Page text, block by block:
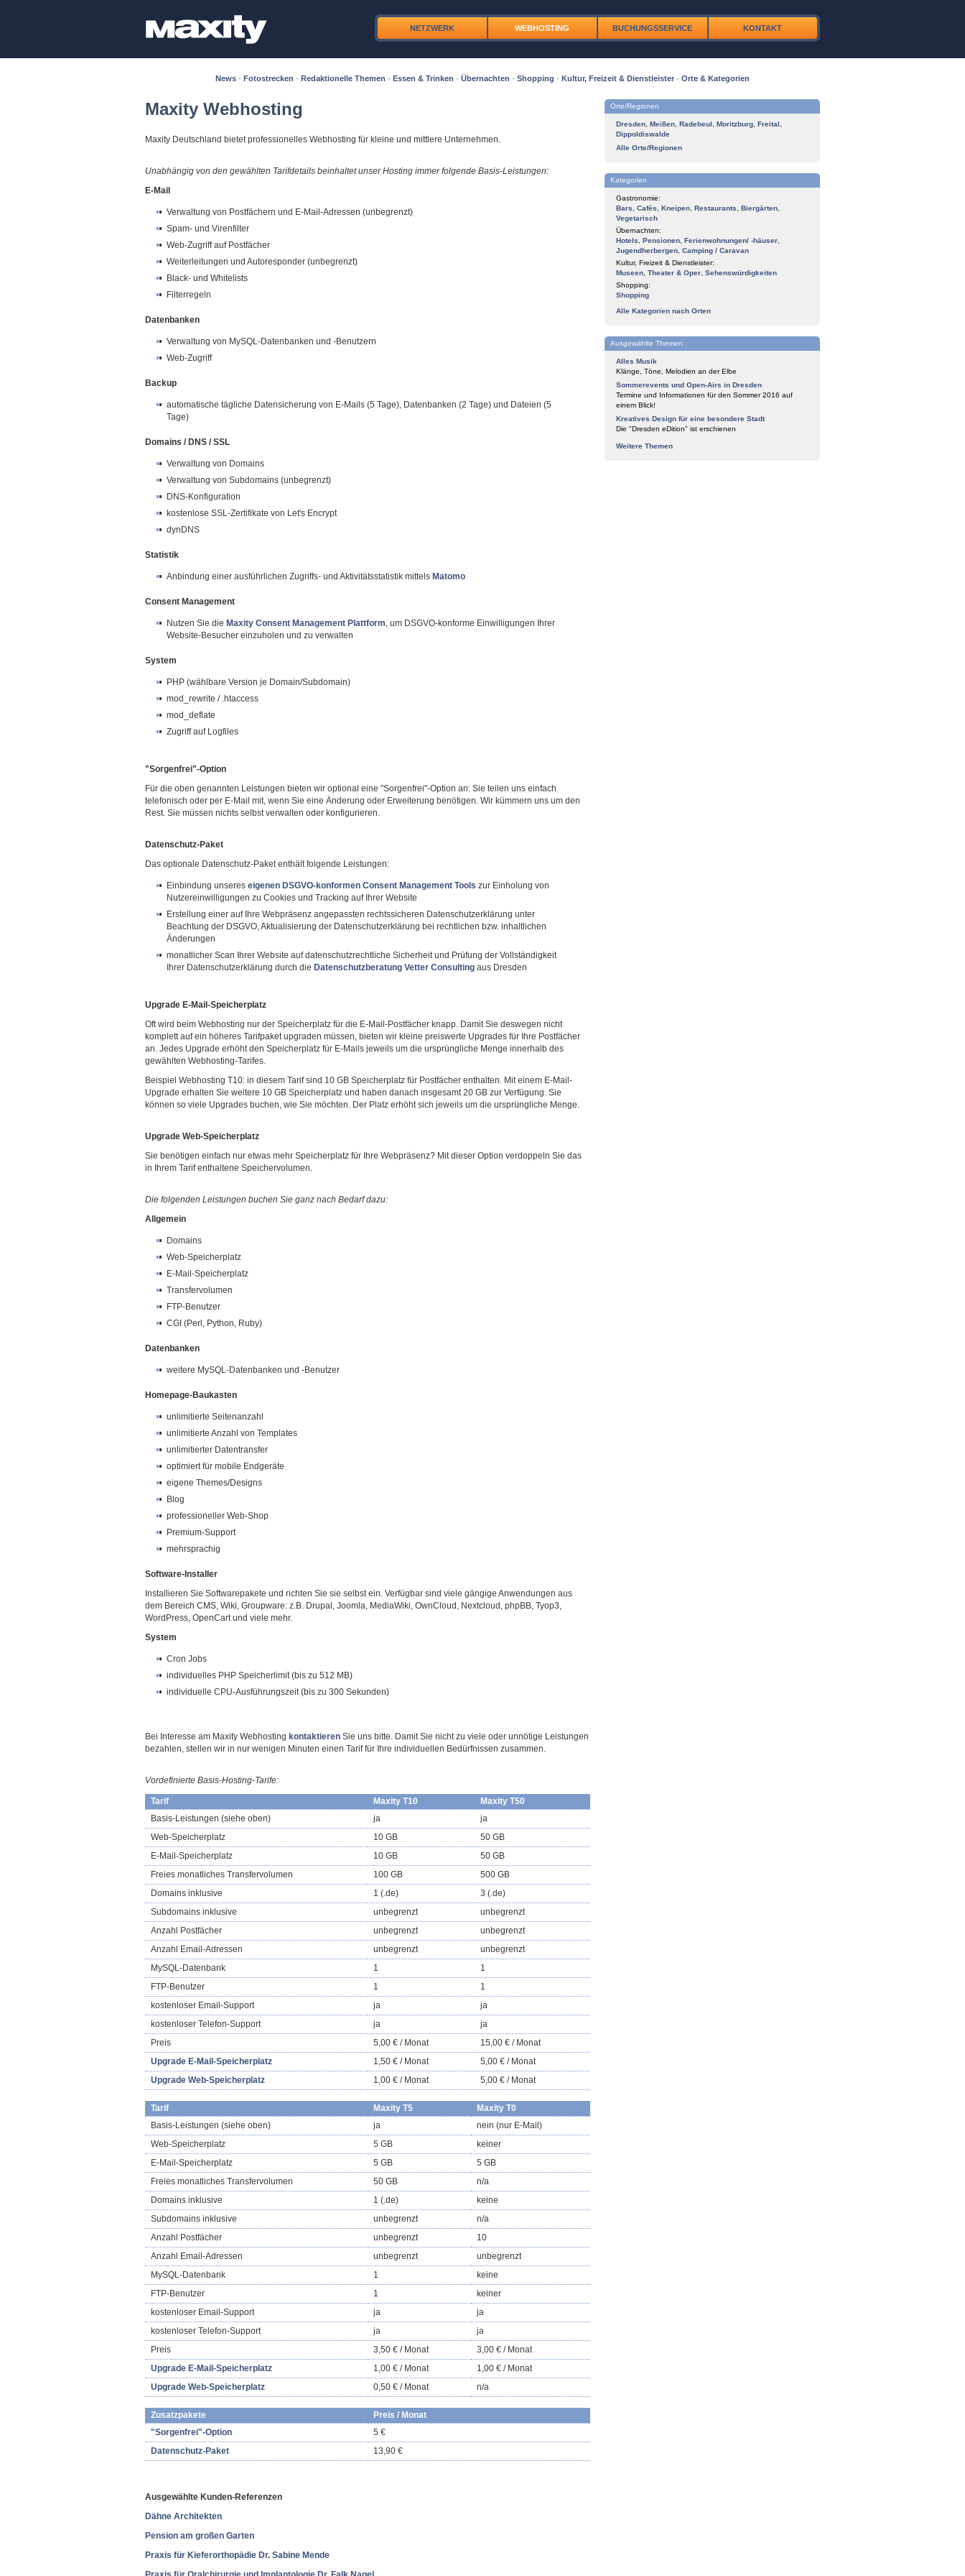
NETZWERK WEBHOSTING BUCHUNGSSERVICE KONTAKT
News · Fotostrecken · Redaktionelle Themen · Essen & Trinken · Übernachten · Shopping · Kultur, Freizeit & Dienstleister · Orte & Kategorien
Maxity Webhosting
Maxity Deutschland bietet professionelles Webhosting für kleine und mittlere Unternehmen.
Unabhängig von den gewählten Tarifdetails beinhaltet unser Hosting immer folgende Basis-Leistungen:
E-Mail
Verwaltung von Postfächern und E-Mail-Adressen (unbegrenzt)
Spam- und Virenfilter
Web-Zugriff auf Postfächer
Weiterleitungen und Autoresponder (unbegrenzt)
Black- und Whitelists
Filterregeln
Datenbanken
Verwaltung von MySQL-Datenbanken und -Benutzern
Web-Zugriff
Backup
automatische tägliche Datensicherung von E-Mails (5 Tage), Datenbanken (2 Tage) und Dateien (5
Tage)
Domains / DNS / SSL
Verwaltung von Domains
Verwaltung von Subdomains (unbegrenzt)
DNS-Konfiguration
kostenlose SSL-Zertifikate von Let's Encrypt
dynDNS
Statistik
Anbindung einer ausführlichen Zugriffs- und Aktivitätsstatistik mittels Matomo
Consent Management
Nutzen Sie die Maxity Consent Management Plattform, um DSGVO-konforme Einwilligungen Ihrer
Website-Besucher einzuholen und zu verwalten
System
PHP (wählbare Version je Domain/Subdomain)
mod_rewrite / .htaccess
mod_deflate
Zugriff auf Logfiles
"Sorgenfrei"-Option
Für die oben genannten Leistungen bieten wir optional eine "Sorgenfrei"-Option an: Sie teilen uns einfach
telefonisch oder per E-Mail mit, wenn Sie eine Änderung oder Erweiterung benötigen. Wir kümmern uns um den
Rest. Sie müssen nichts selbst verwalten oder konfigurieren.
Datenschutz-Paket
Das optionale Datenschutz-Paket enthält folgende Leistungen:
Einbindung unseres eigenen DSGVO-konformen Consent Management Tools zur Einholung von
Nutzereinwilligungen zu Cookies und Tracking auf Ihrer Website
Erstellung einer auf Ihre Webpräsenz angepassten rechtssicheren Datenschutzerklärung unter
Beachtung der DSGVO, Aktualisierung der Datenschutzerklärung bei rechtlichen bzw. inhaltlichen
Änderungen
monatlicher Scan Ihrer Website auf datenschutzrechtliche Sicherheit und Prüfung der Vollständigkeit
Ihrer Datenschutzerklärung durch die Datenschutzberatung Vetter Consulting aus Dresden
Upgrade E-Mail-Speicherplatz
Oft wird beim Webhosting nur der Speicherplatz für die E-Mail-Postfächer knapp. Damit Sie deswegen nicht
komplett auf ein höheres Tarifpaket upgraden müssen, bieten wir kleine preiswerte Upgrades für Ihre Postfächer
an. Jedes Upgrade erhöht den Speicherplatz für E-Mails jeweils um die ursprüngliche Menge innerhalb des
gewählten Webhosting-Tarifes.
Beispiel Webhosting T10: in diesem Tarif sind 10 GB Speicherplatz für Postfächer enthalten. Mit einem E-Mail-
Upgrade erhalten Sie weitere 10 GB Speicherplatz und haben danach insgesamt 20 GB zur Verfügung. Sie
können so viele Upgrades buchen, wie Sie möchten. Der Platz erhöht sich jeweils um die ursprüngliche Menge.
Upgrade Web-Speicherplatz
Sie benötigen einfach nur etwas mehr Speicherplatz für Ihre Webpräsenz? Mit dieser Option verdoppeln Sie das
in Ihrem Tarif enthaltene Speichervolumen.
Die folgenden Leistungen buchen Sie ganz nach Bedarf dazu:
Allgemein
Domains
Web-Speicherplatz
E-Mail-Speicherplatz
Transfervolumen
FTP-Benutzer
CGI (Perl, Python, Ruby)
Datenbanken
weitere MySQL-Datenbanken und -Benutzer
Homepage-Baukasten
unlimitierte Seitenanzahl
unlimitierte Anzahl von Templates
unlimitierter Datentransfer
optimiert für mobile Endgeräte
eigene Themes/Designs
Blog
professioneller Web-Shop
Premium-Support
mehrsprachig
Software-Installer
Installieren Sie Softwarepakete und richten Sie sie selbst ein. Verfügbar sind viele gängige Anwendungen aus
dem Bereich CMS, Wiki, Groupware: z.B. Drupal, Joomla, MediaWiki, OwnCloud, Nextcloud, phpBB, Tyop3,
WordPress, OpenCart und viele mehr.
System
Cron Jobs
individuelles PHP Speicherlimit (bis zu 512 MB)
individuelle CPU-Ausführungszeit (bis zu 300 Sekunden)
Bei Interesse am Maxity Webhosting kontaktieren Sie uns bitte. Damit Sie nicht zu viele oder unnötige Leistungen
bezahlen, stellen wir in nur wenigen Minuten einen Tarif für Ihre individuellen Bedürfnissen zusammen.
Vordefinierte Basis-Hosting-Tarife:
Tarif Maxity T10
Maxity T50
Basis-Leistungen (siehe oben)
ja
ja
Web-Speicherplatz
10 GB
50 GB
E-Mail-Speicherplatz
10 GB
50 GB
Freies monatliches Transfervolumen
100 GB
500 GB
Domains inklusive
1 (.de)
3 (.de)
Subdomains inklusive
unbegrenzt
unbegrenzt
Anzahl Postfächer
unbegrenzt
unbegrenzt
Anzahl Email-Adressen
unbegrenzt
unbegrenzt
MySQL-Datenbank
1
1
FTP-Benutzer
1
1
kostenloser Email-Support
ja
ja
kostenloser Telefon-Support
ja
ja
Preis
5,00 € / Monat
15,00 € / Monat
Upgrade E-Mail-Speicherplatz
1,50 € / Monat
5,00 € / Monat
Upgrade Web-Speicherplatz
1,00 € / Monat 5,00 € / Monat
Tarif Maxity T5
Maxity T0
Basis-Leistungen (siehe oben)
ja
nein (nur E-Mail)
Web-Speicherplatz
5 GB
keiner
E-Mail-Speicherplatz
5 GB
5 GB
Freies monatliches Transfervolumen
50 GB
n/a
Domains inklusive
1 (.de)
keine
Subdomains inklusive
unbegrenzt
n/a
Anzahl Postfächer
unbegrenzt
10
Anzahl Email-Adressen
unbegrenzt
unbegrenzt
MySQL-Datenbank
1
keine
FTP-Benutzer
1
keiner
kostenloser Email-Support
ja
ja
kostenloser Telefon-Support
ja
ja
Preis
3,50 € / Monat
3,00 € / Monat
Upgrade E-Mail-Speicherplatz
1,00 € / Monat
1,00 € / Monat
Upgrade Web-Speicherplatz
0,50 € / Monat n/a
Zusatzpakete
Preis / Monat
"Sorgenfrei"-Option
5 €
Datenschutz-Paket
13,90 €
Ausgewählte Kunden-Referenzen
Dähne Architekten
Pension am großen Garten
Praxis für Kieferorthopädie Dr. Sabine Mende
Orte/Regionen
Dresden Meißen Radebeul Moritzburg Freital
Dippoldiswalde
Alle Orte/Regionen
Kategorien
Gastronomie:
Bars
Cafés Kneipen Restaurants Biergärten
Vegetarisch
Übernachten:
Hotels
Pensionen Ferienwohnungen/ -häuser
Jugendherbergen Camping / Caravan
Kultur, Freizeit & Dienstleister:
Museen Theater & Oper Sehenswürdigkeiten
Shopping:
Shopping
Alle Kategorien nach Orten
Ausgewählte Themen
Alles Musik
Klänge, Töne, Melodien an der Elbe
Sommerevents und Open-Airs in Dresden
Termine und Informationen für den Sommer 2016 auf
einem Blick!
Kreatives Design für eine besondere Stadt
Die "Dresden eDition" ist erschienen
Weitere Themen